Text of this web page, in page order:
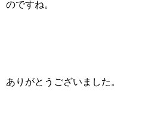
のですね。
ありがとうございました。